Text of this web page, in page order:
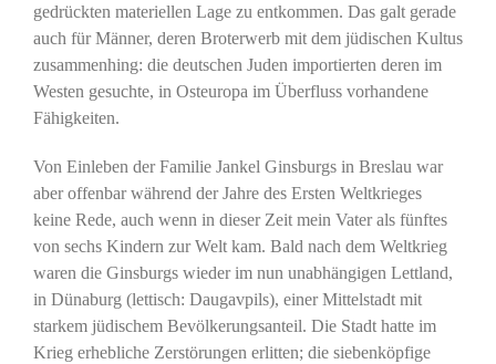
gedrückten materiellen Lage zu entkommen. Das galt gerade
auch für Männer, deren Broterwerb mit dem jüdischen Kultus
zusammenhing: die deutschen Juden importierten deren im
Westen gesuchte, in Osteuropa im Überfluss vorhandene
Fähigkeiten.
Von Einleben der Familie Jankel Ginsburgs in Breslau war
aber offenbar während der Jahre des Ersten Weltkrieges
keine Rede, auch wenn in dieser Zeit mein Vater als fünftes
von sechs Kindern zur Welt kam. Bald nach dem Weltkrieg
waren die Ginsburgs wieder im nun unabhängigen Lettland,
in Dünaburg (lettisch: Daugavpils), einer Mittelstadt mit
starkem jüdischem Bevölkerungsanteil. Die Stadt hatte im
Krieg erhebliche Zerstörungen erlitten; die siebenköpfige